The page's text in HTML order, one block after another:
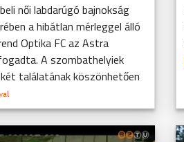
női labdarúgó bajnokság
a hibátlan mérleggel álló
Optika FC az Astra
A szombathelyiek
találatának köszönhetően